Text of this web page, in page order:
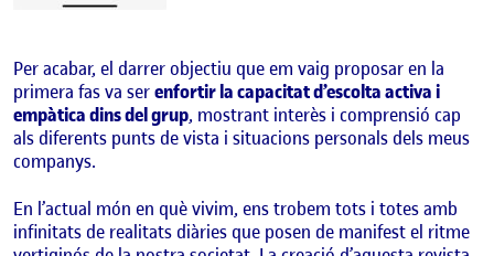
Per acabar, el darrer objectiu que em vaig proposar en la
primera fas va serenfortir la capacitat d’escolta activa i
empàtica dins del grup, mostrant interès i comprensió cap
als diferents punts de vista i situacions personals dels meus
companys.
En l’actual món en què vivim, ens trobem tots i totes amb
infinitats de realitats diàries que posen de manifest el ritme